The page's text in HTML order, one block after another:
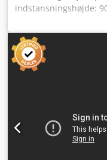
indstansningshøjde:
Stanseslag: 20 mm
100 mm Cjdew